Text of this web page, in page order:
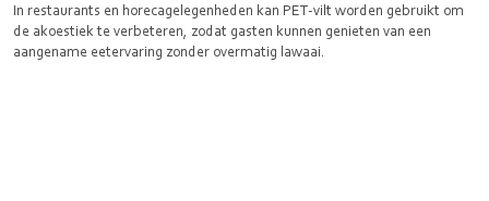
In restaurants en horecagelegenheden kan PET-vilt worden gebruikt om
de akoestiek te verbeteren, zodat gasten kunnen genieten van een
aangename eetervaring zonder overmatig lawaai.